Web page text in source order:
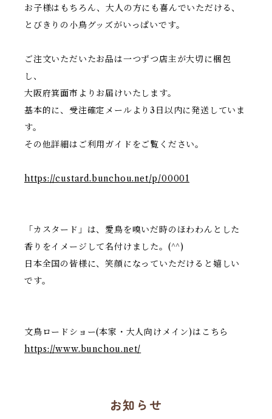
お子様はもちろん、大人の方にも喜んでいただける、
とびきりの小鳥グッズがいっぱいです。
ご注文いただいたお品は一つずつ店主が大切に梱包
し、
大阪府箕面市よりお届けいたします。
基本的に、受注確定メールより3日以内に発送していま
す。
その他詳細はご利用ガイドをご覧ください。
https://custard.bunchou.net/p/00001
「カスタード」は、愛鳥を嗅いだ時のほわわんとした
香りをイメージして名付けました。(^^)
日本全国の皆様に、笑顔になっていただけると嬉しい
です。
文鳥ロードショー(本家・大人向けメイン)はこちら
https://www.bunchou.net/
お知らせ